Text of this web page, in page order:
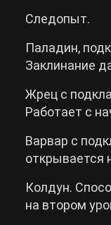
Следопыт.
Паладин,
Заклинание
Жрец с
Работает с
Варвар с
открывается
Колдун.
на втором